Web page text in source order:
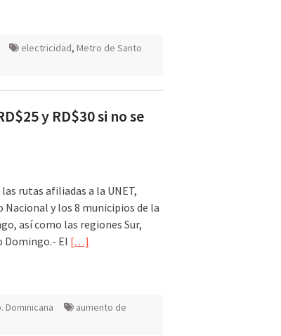
electricidad, Metro de Santo
y RD$30 si no se
rutas afiliadas a la UNET,
y los 8 municipios de la
así como las regiones Sur,
Domingo.- El […]
Dominicana
aumento de